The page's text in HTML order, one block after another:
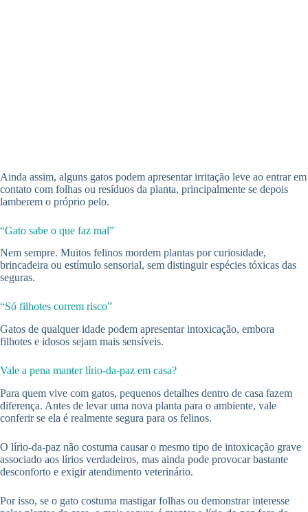
Ainda assim, alguns gatos podem apresentar irritação leve ao entrar em
contato com folhas ou resíduos da planta, principalmente se depois
lamberem o próprio pelo.
“Gato sabe o que faz mal”
Nem sempre. Muitos felinos mordem plantas por curiosidade,
brincadeira ou estímulo sensorial, sem distinguir espécies tóxicas das
seguras.
“Só filhotes correm risco”
Gatos de qualquer idade podem apresentar intoxicação, embora
filhotes e idosos sejam mais sensíveis.
Vale a pena manter lírio-da-paz em casa?
Para quem vive com gatos, pequenos detalhes dentro de casa fazem
diferença. Antes de levar uma nova planta para o ambiente, vale
conferir se ela é realmente segura para os felinos.
O lírio-da-paz não costuma causar o mesmo tipo de intoxicação grave
associado aos lírios verdadeiros, mas ainda pode provocar bastante
desconforto e exigir atendimento veterinário.
Por isso, se o gato costuma mastigar folhas ou demonstrar interesse